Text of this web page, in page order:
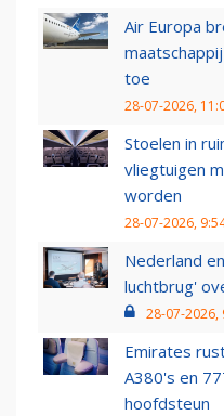
Air Europa
toe
28-07-2026,
Stoelen in
vliegtuigen
worden
28-07-2026,
Nederland
luchtbrug'
28-07-2026,
Emirates
A380's en
hoofdsteun